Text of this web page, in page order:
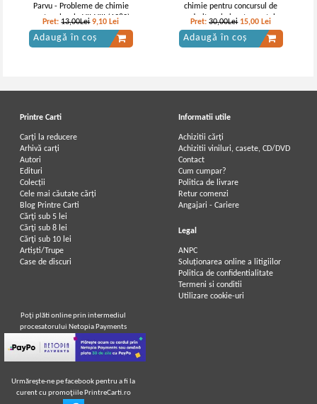
Parvu - Probleme de chimie
pentru clasele VII-VIII (1982)
Pret:13,00Lei 9,10 Lei
Adaugă în coș
chimie pentru concursul de
admitere in invatamantul
superior
Pret:30,00Lei 15,00 Lei
Adaugă în coș
Printre Carti
Carți la reducere
Arhivă carți
Autori
Edituri
Colecții
Cele mai căutate cărți
Blog Printre Carti
Cărţi sub 5 lei
Cărţi sub 8 lei
Cărţi sub 10 lei
Artiști/Trupe
Case de discuri
Informatii utile
Achizitii cărți
Achizitii viniluri, casete, CD/DVD
Contact
Cum cumpar?
Politica de livrare
Retur comenzi
Angajari - Cariere
Legal
ANPC
Soluționarea online a litigiilor
Politica de confidentialitate
Termeni si conditii
Utilizare cookie-uri
Poţi plăti online prin intermediul
procesatorului Netopia Payments
Urmăreşte-ne pe facebook pentru a fi la
curent cu promoţiile PrintreCarti.ro